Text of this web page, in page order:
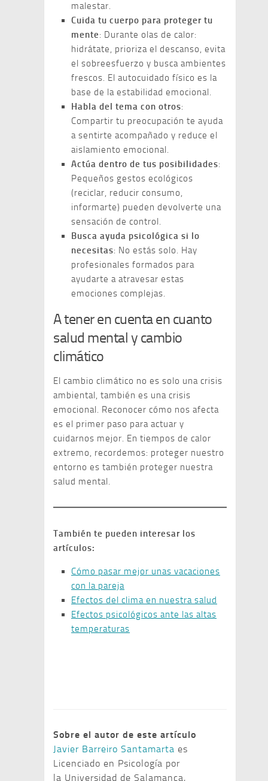
malestar.
Cuida tu cuerpo para proteger tu
mente: Durante olas de calor:
hidrátate, prioriza el descanso, evita
el sobreesfuerzo y busca ambientes
frescos. El autocuidado físico es la
base de la estabilidad emocional.
Habla del tema con otros:
Compartir tu preocupación te ayuda
a sentirte acompañado y reduce el
aislamiento emocional.
Actúa dentro de tus posibilidades:
Pequeños gestos ecológicos
(reciclar, reducir consumo,
informarte) pueden devolverte una
sensación de control.
Busca ayuda psicológica si lo
necesitas: No estás solo. Hay
profesionales formados para
ayudarte a atravesar estas
emociones complejas.
A tener en cuenta en cuanto
salud mental y cambio
climático
El cambio climático no es solo una crisis
ambiental, también es una crisis
emocional. Reconocer cómo nos afecta
es el primer paso para actuar y
cuidarnos mejor. En tiempos de calor
extremo, recordemos: proteger nuestro
entorno es también proteger nuestra
salud mental.
También te pueden interesar los
artículos:
Cómo pasar mejor unas vacaciones
con la pareja
Efectos del clima en nuestra salud
Efectos psicológicos ante las altas
temperaturas
Sobre el autor de este artículo
Javier Barreiro Santamarta es
Licenciado en Psicología por
la Universidad de Salamanca,